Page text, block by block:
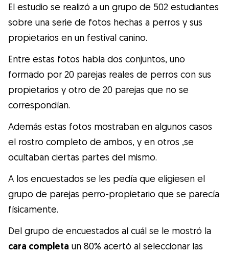
perfecto. ¡Miles de cuidadores están
disponibles para cuidar de tu perro como si
fuera un miembro más de su familia! Todas
las reservas incluyen Cobertura Veterinaria
y cancelación gratuíta
Descubre Gudog
El estudio se realizó a un grupo de 502 estudiantes
sobre una serie de fotos hechas a perros y sus
propietarios en un festival canino.
Entre estas fotos había dos conjuntos, uno
formado por 20 parejas reales de perros con sus
propietarios y otro de 20 parejas que no se
correspondían.
Además estas fotos mostraban en algunos casos
el rostro completo de ambos, y en otros ,se
ocultaban ciertas partes del mismo.
A los encuestados se les pedía que eligiesen el
grupo de parejas perro-propietario que se parecía
físicamente.
Del grupo de encuestados al cuál se le mostró la
cara completa un 80% acertó al seleccionar las